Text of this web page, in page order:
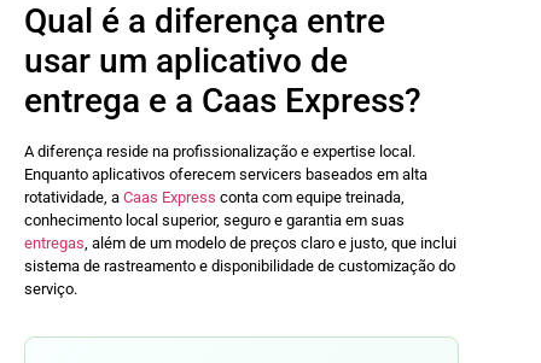
Qual é a diferença entre
usar um aplicativo de
entrega e a Caas Express?
A diferença reside na profissionalização e expertise local.
Enquanto aplicativos oferecem servicers baseados em alta
rotatividade, a Caas Express conta com equipe treinada,
conhecimento local superior, seguro e garantia em suas
entregas, além de um modelo de preços claro e justo, que inclui
sistema de rastreamento e disponibilidade de customização do
serviço.